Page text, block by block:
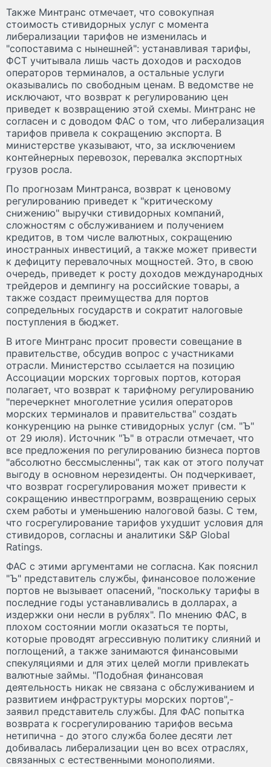
Также Минтранс отмечает, что совокупная
стоимость стивидорных услуг с момента
либерализации тарифов не изменилась и
"сопоставима с нынешней": устанавливая тарифы,
ФСТ учитывала лишь часть доходов и расходов
операторов терминалов, а остальные услуги
оказывались по свободным ценам. В ведомстве не
исключают, что возврат к регулированию цен
приведет к возвращению этой схемы. Минтранс не
согласен и с доводом ФАС о том, что либерализация
тарифов привела к сокращению экспорта. В
министерстве указывают, что, за исключением
контейнерных перевозок, перевалка экспортных
грузов росла.
По прогнозам Минтранса, возврат к ценовому
регулированию приведет к "критическому
снижению" выручки стивидорных компаний,
сложностям с обслуживанием и получением
кредитов, в том числе валютных, сокращению
иностранных инвестиций, а также может привести
к дефициту перевалочных мощностей. Это, в свою
очередь, приведет к росту доходов международных
трейдеров и демпингу на российские товары, а
также создаст преимущества для портов
сопредельных государств и сократит налоговые
поступления в бюджет.
В итоге Минтранс просит провести совещание в
правительстве, обсудив вопрос с участниками
отрасли. Министерство ссылается на позицию
Ассоциации морских торговых портов, которая
полагает, что возврат к тарифному регулированию
"перечеркнет многолетние усилия операторов
морских терминалов и правительства" создать
конкуренцию на рынке стивидорных услуг (см. "Ъ"
от 29 июля). Источник "Ъ" в отрасли отмечает, что
все предложения по регулированию бизнеса портов
"абсолютно бессмысленны", так как от этого получат
выгоду в основном нерезиденты. Он подчеркивает,
что возврат госрегулирования может привести к
сокращению инвестпрограмм, возвращению серых
схем работы и уменьшению налоговой базы. С тем,
что госрегулирование тарифов ухудшит условия для
стивидоров, согласны и аналитики S&P Global
Ratings.
ФАС с этими аргументами не согласна. Как пояснил
"Ъ" представитель службы, финансовое положение
портов не вызывает опасений, "поскольку тарифы в
последние годы устанавливались в долларах, а
издержки они несли в рублях". По мнению ФАС, в
плохом состоянии могли оказаться те порты,
которые проводят агрессивную политику слияний и
поглощений, а также занимаются финансовыми
спекуляциями и для этих целей могли привлекать
валютные займы. "Подобная финансовая
деятельность никак не связана с обслуживанием и
развитием инфраструктуры морских портов",-
заявил представитель службы. Для ФАС попытка
возврата к госрегулированию тарифов весьма
нетипична - до этого служба более десяти лет
добивалась либерализации цен во всех отраслях,
связанных с естественными монополиями.